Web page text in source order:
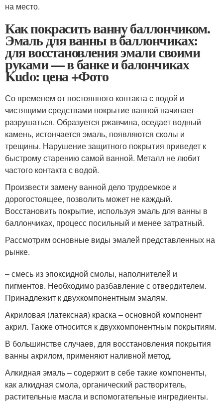
на место.
Как покрасить ванну баллончиком.
Эмаль для ванны в баллончиках:
для восстановления эмали своими
руками — в банке и балончиках
Kudo: цена +Фото
Со временем от постоянного контакта с водой и
чистящими средствами покрытие ванной начинает
разрушаться. Образуется ржавчина, оседает водный
камень, истончается эмаль, появляются сколы и
трещины. Нарушение защитного покрытия приведет к
быстрому старению самой ванной. Металл не любит
частого контакта с водой.
Произвести замену ванной дело трудоемкое и
дорогостоящее, позволить может не каждый.
Восстановить покрытие, используя эмаль для ванны в
баллончиках, процесс посильный и менее затратный.
Рассмотрим основные виды эмалей представленных на
рынке.
– смесь из эпоксидной смолы, наполнителей и
пигментов. Необходимо разбавление с отвердителем.
Принадлежит к двухкомпонентным эмалям.
Акриловая (латексная) краска – основной компонент
акрил. Также относится к двухкомпонентным покрытиям.
В большинстве случаев, для восстановления покрытия
ванны акрилом, применяют наливной метод.
Алкидная эмаль – содержит в себе такие компоненты,
как алкидная смола, органический растворитель,
растительные масла и вспомогательные ингредиенты.